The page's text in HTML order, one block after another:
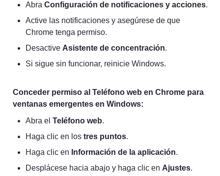
Abra Configuración de notificaciones y acciones.
Active las notificaciones y asegúrese de que
Chrome tenga permiso.
Desactive Asistente de concentración.
Si sigue sin funcionar, reinicie Windows.
Conceder permiso al Teléfono web en Chrome para
ventanas emergentes en Windows:
Abra el Teléfono web.
Haga clic en los tres puntos.
Haga clic en Información de la aplicación.
Desplácese hacia abajo y haga clic en Ajustes.